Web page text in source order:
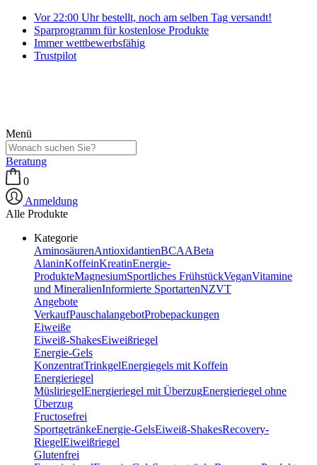
Vor 22:00 Uhr bestellt, noch am selben Tag versandt!
Sparprogramm für kostenlose Produkte
Immer wettbewerbsfähig
Trustpilot
Menü
Beratung
0
Anmeldung
Alle Produkte
Kategorie
AminosäurenAntioxidantienBCAABeta
AlaninKoffeinKreatinEnergie-
ProdukteMagnesiumSportliches FrühstückVeganVitamine
und MineralienInformierte SportartenNZVT
Angebote
VerkaufPauschalangebotProbepackungen
Eiweiße
Eiweiß-ShakesEiweißriegel
Energie-Gels
KonzentratTrinkgelEnergiegels mit Koffein
Energieriegel
MüsliriegelEnergieriegel mit ÜberzugEnergieriegel ohne
Überzug
Fructosefrei
SportgetränkeEnergie-GelsEiweiß-ShakesRecovery-
RiegelEiweißriegel
Glutenfrei